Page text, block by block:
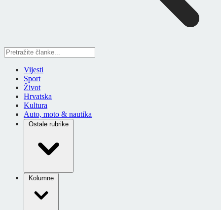
Vijesti
Sport
Život
Hrvatska
Kultura
Auto, moto & nautika
Ostale rubrike
Kolumne